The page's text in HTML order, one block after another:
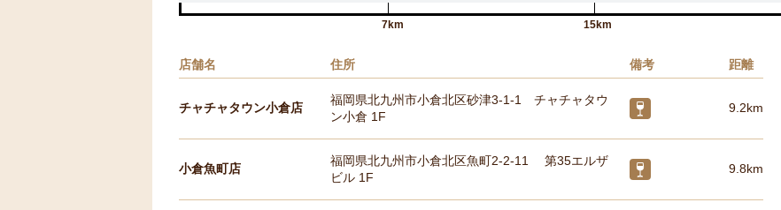
7km 15km
店舗名 住所 備考 距離
チャチャタウン小倉店
福岡県北九州市小倉北区砂津3-1-1 チャチャタウ
ン小倉 1F
9.2km
小倉魚町店
福岡県北九州市小倉北区魚町2-2-11 第35エルザ
ビル 1F
9.8km